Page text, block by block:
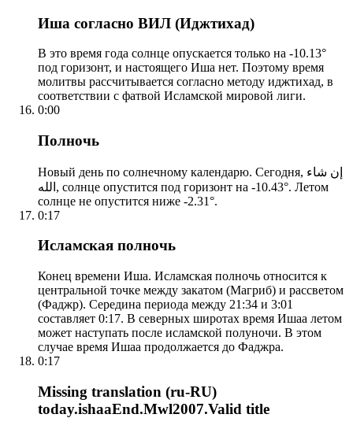
Иша согласно ВИЛ (Иджтихад)
В это время года солнце опускается только на -10.13°
под горизонт, и настоящего Иша нет. Поэтому время
молитвы рассчитывается согласно методу иджтихад, в
соответствии с фатвой Исламской мировой лиги.
0:00
Полночь
Новый день по солнечному календарю. Сегодня, إن شاء
الله, солнце опустится под горизонт на -10.43°. Летом
солнце не опустится ниже -2.31°.
0:17
Исламская полночь
Конец времени Иша. Исламская полночь относится к
центральной точке между закатом (Магриб) и рассветом
(Фаджр). Середина периода между 21:34 и 3:01
составляет 0:17. В северных широтах время Ишаа летом
может наступать после исламской полуночи. В этом
случае время Ишаа продолжается до Фаджра.
0:17
Missing translation (ru-RU)
today.ishaaEnd.Mwl2007.Valid title